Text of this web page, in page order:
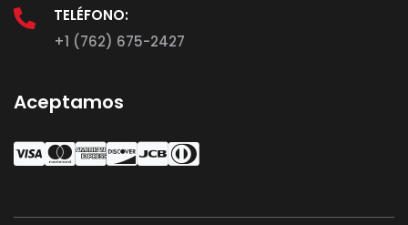
TELÉFONO:
+1 (762) 675-2427
Aceptamos